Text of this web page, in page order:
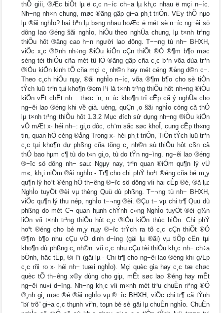
thÕ giíi, ®Æc biÖt lµ ë c¸c n−íc ch−a lµ kh¸c nhau ë mçi n−íc.
Nh−ng nh×n chung, møc ®ãng gãp gi÷a ph¸t triÓn. VËy thÕ nµo
lµ ®ãi nghÌo? hai bªn lµ b»ng nhau hoÆc ë mét sè n−íc ng−êi sö
dông lao ®éng §ãi nghÌo, hiÓu theo nghÜa chung, lµ t×nh tr¹ng
thiÕu hôt ®ãng cao h¬n người lao động. T−¬ng tù nh− BHXH,
viÖc x¸c ®Þnh nh÷ng ®iÒu kiÖn cÇn thiÕt ®Ó ®¶m b¶o møc
sèng tèi thiÓu cña mét tû lÖ ®ãng gãp cña c¸c bªn võa dùa trªn
®iÒu kiÖn kinh tÕ cña mçi c¸ nh©n hay mét céng ®ång d©n c−.
Theo c¸ch hiÓu nµy, ®ãi nghÌo n−íc, võa ®¶m b¶o cho sè tiÒn
tÝch luü trªn tµi kho¶n ®em l¹i là t×nh tr¹ng thiÕu hôt nh÷ng ®iÒu
kiÖn vËt chÊt nh−: thøc ¨n, n−íc kho¶n trî cÊp cã ý nghÜa cho
ng−êi lao ®éng khi về già. uèng, quÇn ¸o §ãi nghÌo còng cã thÓ
lµ t×nh tr¹ng thiÕu hôt 1.3.2 Mục đích sử dụng nh÷ng ®iÒu kiÖn
vÒ mÆt x· héi nh−: gi¸o dôc, ch¨m sãc søc khoÎ, cung cÊp th«ng
tin, quan hÖ céng ®ång Trong x· héi ph¸t triÓn, TiÒn tÝch luü trªn
c¸c tµi kho¶n dự phßng cña tõng c¸ nh©n sù thiÕu hôt cßn cã
thÓ bao hµm c¶ tù do t«n gi¸o, tù do tÝn ng−ìng. ng−êi lao ®éng
®−îc sö dông nh− sau: Ngµy nay, trªn quan ®iÓm qu¶n lý vÜ
m«, kh¸i niÖm ®ãi nghÌo - Tr¶ cho chi phÝ ho¹t ®éng cña bé m¸y
qu¶n lý ho¹t ®éng hÖ th−êng ®−îc sö dông víi hai cÊp ®é, ®ã lµ:
NghÌo tuyÖt ®èi vµ thèng Quü dù phßng. T−¬ng tù nh− BHXH,
viÖc qu¶n lý thu nép, nghÌo t−¬ng ®èi. ®Çu t− vµ chi tr¶ Quü dù
phßng do mét C¬ quan hµnh chÝnh c«ng NghÌo tuyÖt ®èi g¾n
liÒn víi t×nh tr¹ng thiÕu hôt c¸c ®iÒu kiÖn thùc hiÖn. Chi phÝ
ho¹t ®éng cho bé m¸y nµy ®−îc trÝch ra tõ c¸c cÇn thiÕt ®Ó
®¶m b¶o nhu cÇu vÒ dinh d−ìng (gäi lµ ®ãi) vµ tiÕp cËn tµi
kho¶n dù phßng c¸ nh©n. víi c¸c nhu cÇu tèi thiÓu kh¸c nh− ch÷a
bÖnh, häc tËp, ®i l¹i (gäi lµ - Chi tr¶ cho ng−êi lao ®éng khi gÆp
c¸c rñi ro x· héi nh− tuæi nghÌo). Mçi quèc gia hay c¸c tæ chøc
quèc tÕ th−êng x©y dùng cho giµ, mÊt søc lao ®éng hay mÊt
ng−êi nu«i d−ìng. Nh−ng kh¸c víi m×nh mét tiªu chuÈn riªng ®Ó
®¸nh gi¸ møc ®é ®ãi nghÌo vµ ®−îc BHXH, viÖc chi tr¶ cã tÝnh
“bï trõ” gi÷a c¸c thµnh viªn, toµn bé sè gäi lµ chuÈn nghÌo. ChuÈn